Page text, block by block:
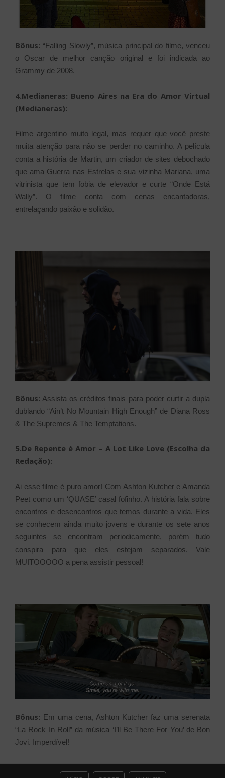
Bônus: “Falling Slowly”, música principal do filme, venceu
o Oscar de melhor canção original e foi indicada ao
Grammy de 2008.
4.Medianeras: Bueno Aires na Era do Amor Virtual
(Medianeras):
Filme argentino muito legal, mas requer que você preste
muita atenção para não se perder no caminho. A película
conta a história de Martin, um criador de sites debochado
que ama Guerra nas Estrelas e sua vizinha Mariana, uma
vitrinista que tem fobia de elevador e curte “Onde Está
Wally”. O filme conta com cenas encantadoras,
entrelaçando paixão e solidão.
Bônus: Assista os créditos finais para poder curtir a dupla
dublando “Ain’t No Mountain High Enough” de Diana Ross
& The Supremes & The Temptations.
5.De Repente é Amor – A Lot Like Love (Escolha da
Redação):
Ai esse filme é puro amor! Com Ashton Kutcher e Amanda
Peet como um ‘QUASE’ casal fofinho. A história fala sobre
encontros e desencontros que temos durante a vida. Eles
se conhecem ainda muito jovens e durante os sete anos
seguintes se encontram periodicamente, porém tudo
conspira para que eles estejam separados. Vale
MUITOOOOO a pena assistir pessoal!
Bônus: Em uma cena, Ashton Kutcher faz uma serenata
“La Rock In Roll” da música ‘I’ll Be There For You’ de Bon
Jovi. Imperdível!